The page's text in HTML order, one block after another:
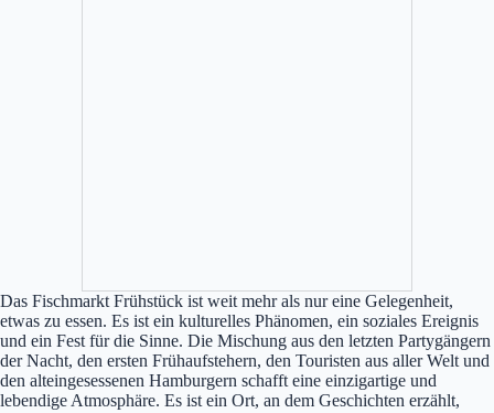
Das Fischmarkt Frühstück ist weit mehr als nur eine Gelegenheit,
etwas zu essen. Es ist ein kulturelles Phänomen, ein soziales Ereignis
und ein Fest für die Sinne. Die Mischung aus den letzten Partygängern
der Nacht, den ersten Frühaufstehern, den Touristen aus aller Welt und
den alteingesessenen Hamburgern schafft eine einzigartige und
lebendige Atmosphäre. Es ist ein Ort, an dem Geschichten erzählt,